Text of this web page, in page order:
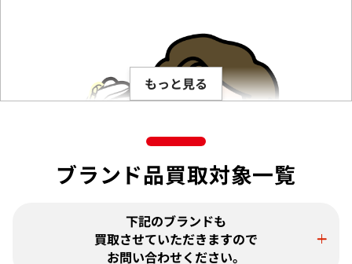
もっと見る
ブランド品買取対象一覧
下記のブランドも
買取させていただきますので
お問い合わせください。